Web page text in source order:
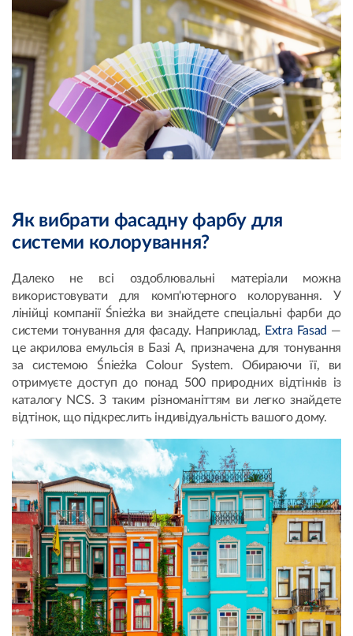
Як вибрати фасадну фарбу для
системи колорування?
Далеко не всі оздоблювальні матеріали можна
використовувати для комп'ютерного колорування. У
лінійці компанії Śnieżka ви знайдете спеціальні фарби до
системи тонування для фасаду. Наприклад, Extra Fasad —
це акрилова емульсія в Базі А, призначена для тонування
за системою Śnieżka Colour System. Обираючи її, ви
отримуєте доступ до понад 500 природних відтінків із
каталогу NCS. З таким різноманіттям ви легко знайдете
відтінок, що підкреслить індивідуальність вашого дому.